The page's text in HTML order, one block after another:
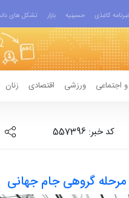
کاغذی حسینیه بازار تشکل های
اجتماعی ورزشی اقتصادی زنان
کد خبر: 557396
گروهی جام جهانی